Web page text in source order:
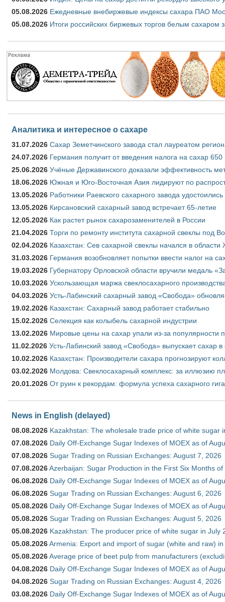
05.08.2026 Ежедневные внебиржевые индексы сахара ПАО
05.08.2026 Итоги российских биржевых торгов белым сахаром
Аналитика и интересное о сахаре
31.07.2026 Сахар Земетчинского завода стал лауреатом
24.07.2026 Германия получит от введения налога на сахар
25.06.2026 Учёные Державинского доказали эффективность
18.06.2026 Южная и Юго-Восточная Азия лидируют по
13.05.2026 Работники Раевского сахарного завода удостоились
13.05.2026 Кирсановский сахарный завод встречает 65-летие
12.05.2026 Как растет рынок сахарозаменителей в России
21.04.2026 Торги по ремонту института сахарной свеклы под
02.04.2026 Казахстан: Сев сахарной свеклы начался в области
31.03.2026 Германия возобновляет попытки ввести налог на
19.03.2026 Губернатору Орловской области вручили медаль
10.03.2026 Ускользающая маржа свеклосахарного
04.03.2026 Усть-Лабинский сахарный завод «Свобода»
19.02.2026 Казахстан: Сахарный завод работает стабильно
15.02.2026 Селекция как колыбель сахарной индустрии
13.02.2026 Мировые цены на сахар упали из-за популярности
11.02.2026 Усть-Лабинский завод «Свобода» выпускает сахар в
10.02.2026 Казахстан: Производители сахара прогнозируют
03.02.2026 Молдова: Свеклосахарный комплекс: за иллюзию
20.01.2026 От руин к рекордам: формула успеха сахарного
News in English (delayed)
08.08.2026 Kazakhstan: The wholesale trade price of white sugar
07.08.2026 Daily Off-Exchange Sugar Indexes of MOEX as of
07.08.2026 Sugar Trading on Russian Exchanges: August 7, 2026
07.08.2026Azerbaijan: Sugar Production in the First Six Months of
06.08.2026 Daily Off-Exchange Sugar Indexes of MOEX as of
06.08.2026 Sugar Trading on Russian Exchanges: August 6, 2026
05.08.2026 Daily Off-Exchange Sugar Indexes of MOEX as of
05.08.2026 Sugar Trading on Russian Exchanges: August 5, 2026
05.08.2026 Kazakhstan: The producer price of white sugar in July
05.08.2026Armenia: Export and import of sugar (white and raw)
05.08.2026Average price of beet pulp from manufacturers
04.08.2026 Daily Off-Exchange Sugar Indexes of MOEX as of
04.08.2026 Sugar Trading on Russian Exchanges: August 4, 2026
03.08.2026 Daily Off-Exchange Sugar Indexes of MOEX as of